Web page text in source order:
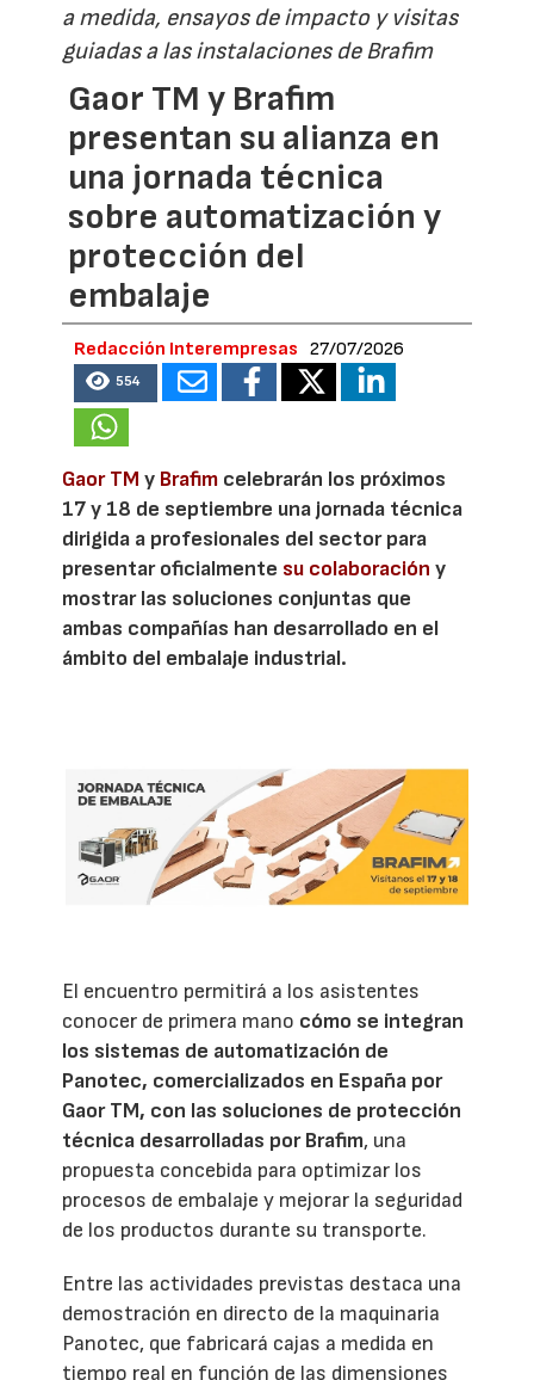
a medida, ensayos de impacto y visitas
guiadas a las instalaciones de Brafim
Gaor TM y Brafim
presentan su alianza en
una jornada técnica
sobre automatización y
protección del
embalaje
Redacción Interempresas 27/07/2026
554
Gaor TM y Brafim celebrarán los próximos
17 y 18 de septiembre una jornada técnica
dirigida a profesionales del sector para
presentar oficialmente su colaboración y
mostrar las soluciones conjuntas que
ambas compañías han desarrollado en el
ámbito del embalaje industrial.
El encuentro permitirá a los asistentes
conocer de primera mano cómo se integran
los sistemas de automatización de
Panotec, comercializados en España por
Gaor TM, con las soluciones de protección
técnica desarrolladas por Brafim, una
propuesta concebida para optimizar los
procesos de embalaje y mejorar la seguridad
de los productos durante su transporte.
Entre las actividades previstas destaca una
demostración en directo de la maquinaria
Panotec, que fabricará cajas a medida en
tiempo real en función de las dimensiones